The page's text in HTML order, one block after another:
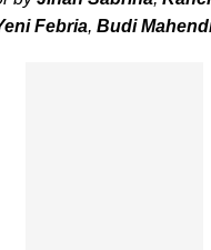
Febria, Budi